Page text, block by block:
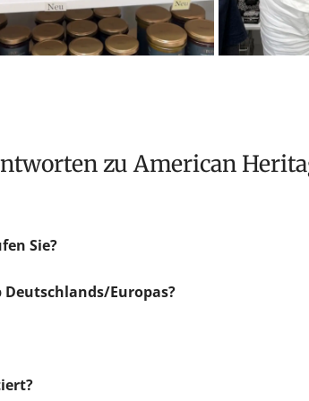
zu American
Sie?
Europas?